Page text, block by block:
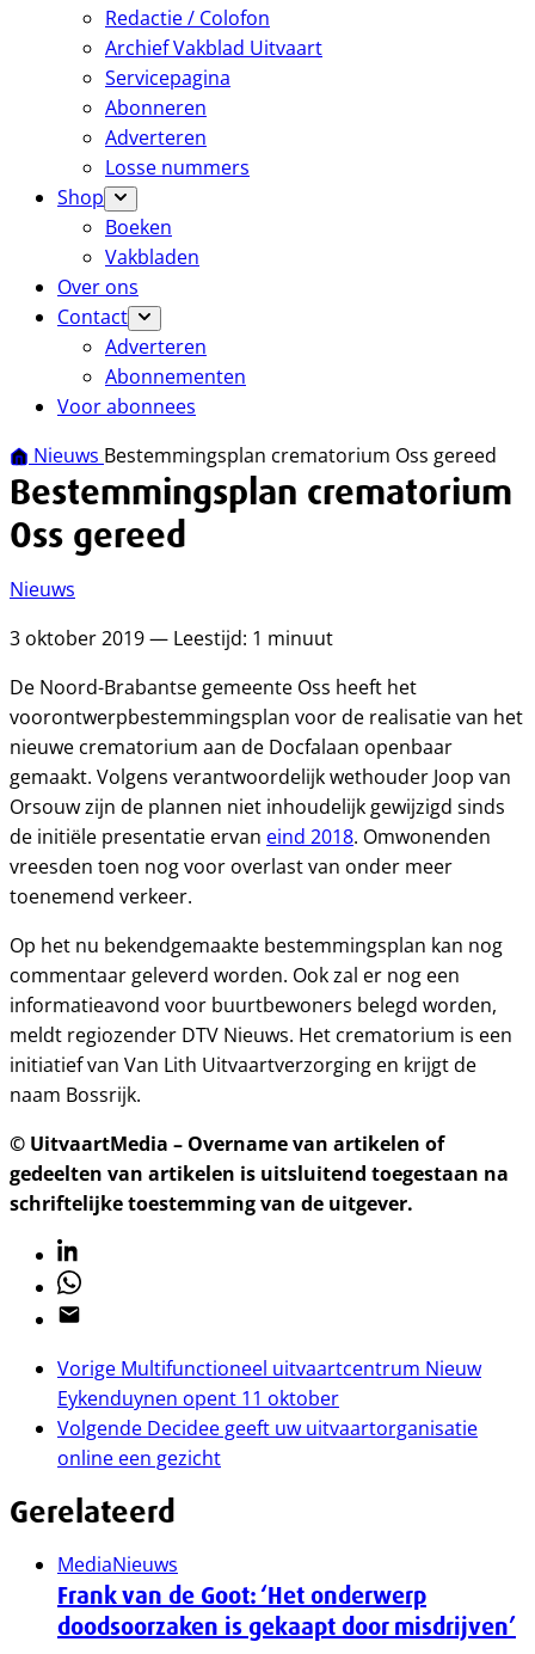
Redactie / Colofon
Archief Vakblad Uitvaart
Servicepagina
Abonneren
Adverteren
Losse nummers
Shop
Boeken
Vakbladen
Over ons
Contact
Adverteren
Abonnementen
Voor abonnees
Nieuws Bestemmingsplan crematorium Oss gereed
Bestemmingsplan crematorium
Oss gereed
Nieuws
3 oktober 2019 — Leestijd: 1 minuut
De Noord-Brabantse gemeente Oss heeft het
voorontwerpbestemmingsplan voor de realisatie van het
nieuwe crematorium aan de Docfalaan openbaar
gemaakt. Volgens verantwoordelijk wethouder Joop van
Orsouw zijn de plannen niet inhoudelijk gewijzigd sinds
de initiële presentatie ervan eind 2018. Omwonenden
vreesden toen nog voor overlast van onder meer
toenemend verkeer.
Op het nu bekendgemaakte bestemmingsplan kan nog
commentaar geleverd worden. Ook zal er nog een
informatieavond voor buurtbewoners belegd worden,
meldt regiozender DTV Nieuws. Het crematorium is een
initiatief van Van Lith Uitvaartverzorging en krijgt de
naam Bossrijk.
© UitvaartMedia – Overname van artikelen of
gedeelten van artikelen is uitsluitend toegestaan na
schriftelijke toestemming van de uitgever.
Linkedin
Whatsapp
Email
Vorige Multifunctioneel uitvaartcentrum Nieuw
Eykenduynen opent 11 oktober
Volgende Decidee geeft uw uitvaartorganisatie
online een gezicht
Gerelateerd
MediaNieuws
Frank van de Goot: ‘Het onderwerp
doodsoorzaken is gekaapt door misdrijven’